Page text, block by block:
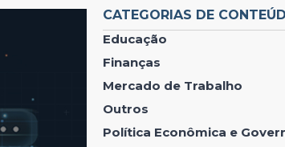
CATEGORIAS DE
Educação
Finanças
Mercado de Trabalho
Outros
Política Econômica e